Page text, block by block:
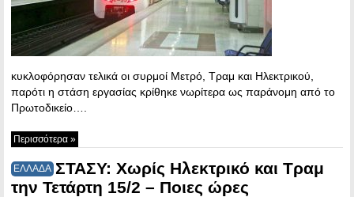
κυκλοφόρησαν τελικά οι συρμοί Μετρό, Τραμ και Ηλεκτρικού,
παρότι η στάση εργασίας κρίθηκε νωρίτερα ως παράνομη από το
Πρωτοδικείο….
Περισσότερα »
ΕΛΛΑΔΑ ΣΤΑΣΥ: Χωρίς Ηλεκτρικό και Τραμ
την Τετάρτη 15/2 – Ποιες ώρες